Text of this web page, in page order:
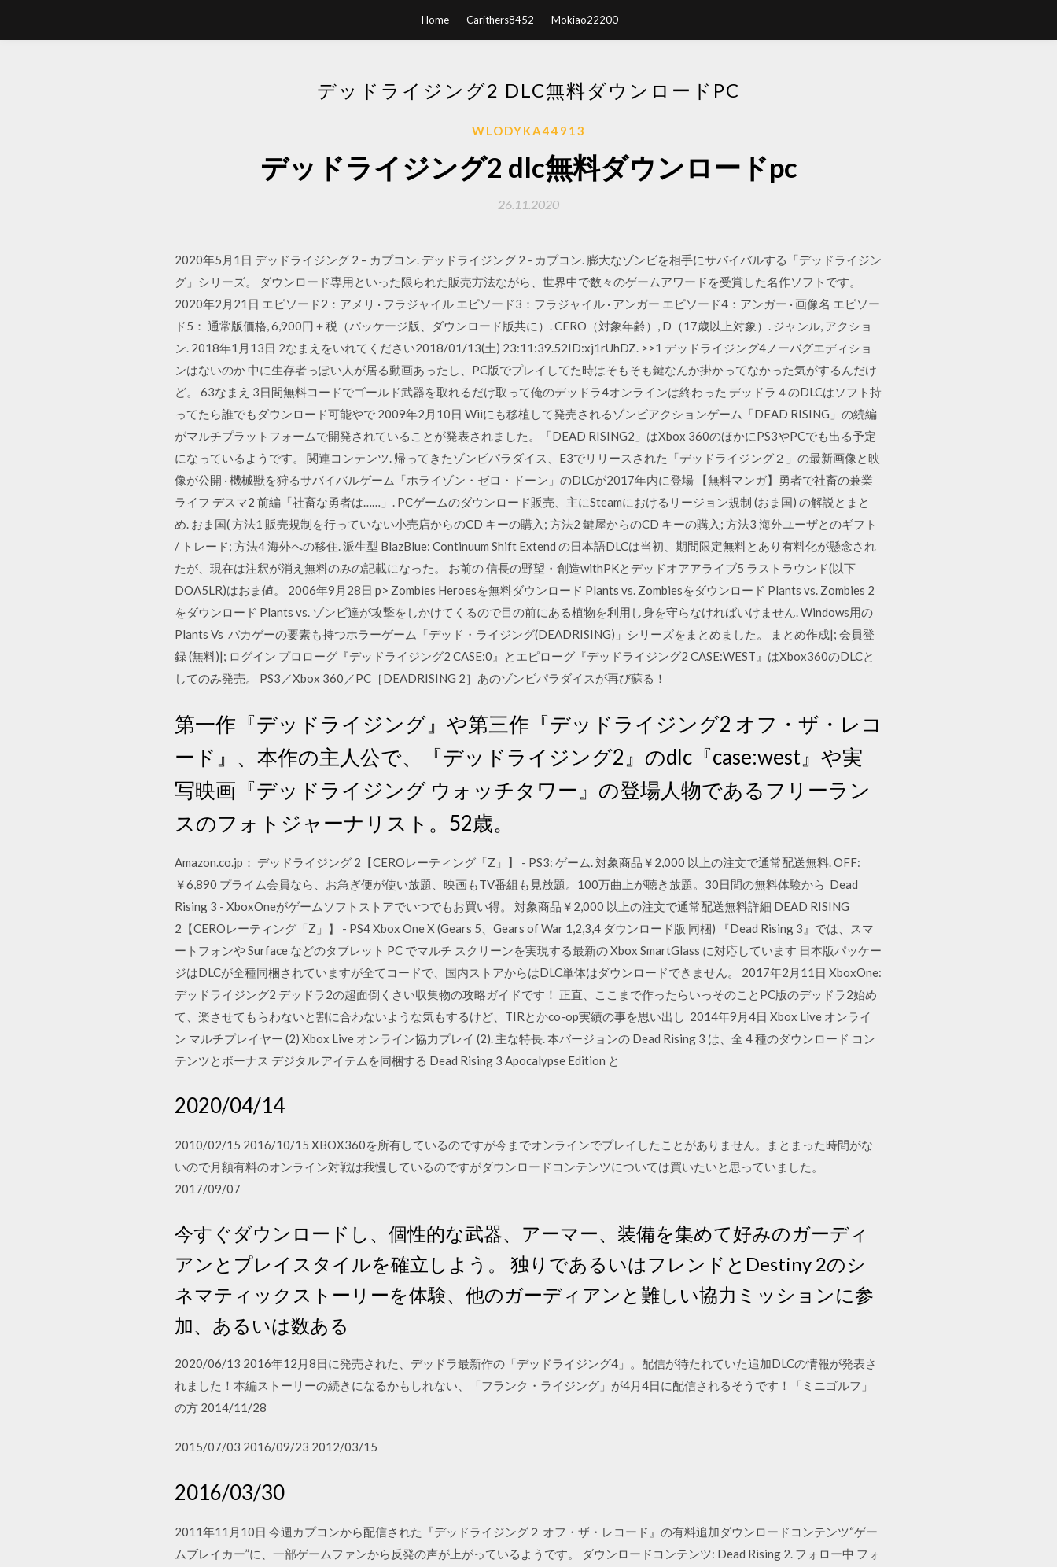
Home Carithers8452 Mokiao22200
デッドライジング2 DLC無料ダウンロードPC
WLODYKA44913
デッドライジング2 dlc無料ダウンロードpc
26.11.2020
2020年5月1日 デッドライジング 2 – カプコン. デッドライジング 2 - カプコン. 膨大なゾンビを相手にサバイバルする「デッドライジン
グ」シリーズ。 ダウンロード専用といった限られた販売方法ながら、世界中で数々のゲームアワードを受賞した名作ソフトです。
2020年2月21日 エピソード2：アメリ · フラジャイル エピソード3：フラジャイル · アンガー エピソード4：アンガー · 画像名 エピソー
ド5： 通常版価格, 6,900円＋税（パッケージ版、ダウンロード版共に）. CERO（対象年齢）, D（17歳以上対象）. ジャンル, アクショ
ン. 2018年1月13日 2なまえをいれてください2018/01/13(土) 23:11:39.52ID:xj1rUhDZ. >>1 デッドライジング4ノーバグエディショ
ンはないのか 中に生存者っぽい人が居る動画あったし、PC版でプレイしてた時はそもそも鍵なんか掛かってなかった気がするんだけ
ど。 63なまえ 3日間無料コードでゴールド武器を取れるだけ取って俺のデッドラ4オンラインは終わった デッドラ４のDLCはソフト持
ってたら誰でもダウンロード可能やで 2009年2月10日 Wiiにも移植して発売されるゾンビアクションゲーム「DEAD RISING」の続編
がマルチプラットフォームで開発されていることが発表されました。「DEAD RISING2」はXbox 360のほかにPS3やPCでも出る予定
になっているようです。 関連コンテンツ. 帰ってきたゾンビパラダイス、E3でリリースされた「デッドライジング２」の最新画像と映
像が公開 · 機械獣を狩るサバイバルゲーム「ホライゾン・ゼロ・ドーン」のDLCが2017年内に登場 【無料マンガ】勇者で社畜の兼業
ライフ デスマ2 前編「社畜な勇者は……」. PCゲームのダウンロード販売、主にSteamにおけるリージョン規制 (おま国) の解説とまと
め. おま国( 方法1 販売規制を行っていない小売店からのCD キーの購入; 方法2 鍵屋からのCD キーの購入; 方法3 海外ユーザとのギフト
/ トレード; 方法4 海外への移住. 派生型 BlazBlue: Continuum Shift Extend の日本語DLCは当初、期間限定無料とあり有料化が懸念され
たが、現在は注釈が消え無料のみの記載になった。 お前の 信長の野望・創造withPKとデッドオアアライブ5 ラストラウンド(以下
DOA5LR)はおま値。 2006年9月28日 p> Zombies Heroesを無料ダウンロード Plants vs. Zombiesをダウンロード Plants vs. Zombies 2
をダウンロード Plants vs. ゾンビ達が攻撃をしかけてくるので目の前にある植物を利用し身を守らなければいけません. Windows用の
Plants Vs バカゲーの要素も持つホラーゲーム「デッド・ライジング(DEADRISING)」シリーズをまとめました。 まとめ作成|; 会員登
録 (無料)|; ログイン プロローグ『デッドライジング2 CASE:0』とエピローグ『デッドライジング2 CASE:WEST』はXbox360のDLCと
してのみ発売。 PS3／Xbox 360／PC［DEADRISING 2］あのゾンビパラダイスが再び蘇る！
第一作『デッドライジング』や第三作『デッドライジング2 オフ・ザ・レコ
ード』、本作の主人公で、『デッドライジング2』のdlc『case:west』や実
写映画『デッドライジング ウォッチタワー』の登場人物であるフリーラン
スのフォトジャーナリスト。52歳。
Amazon.co.jp： デッドライジング 2【CEROレーティング「Z」】 - PS3: ゲーム. 対象商品￥2,000 以上の注文で通常配送無料. OFF:
￥6,890 プライム会員なら、お急ぎ便が使い放題、映画もTV番組も見放題。100万曲上が聴き放題。30日間の無料体験から Dead
Rising 3 - XboxOneがゲームソフトストアでいつでもお買い得。 対象商品￥2,000 以上の注文で通常配送無料詳細 DEAD RISING
2【CEROレーティング「Z」】 - PS4 Xbox One X (Gears 5、Gears of War 1,2,3,4 ダウンロード版 同梱) 『Dead Rising 3』では、スマ
ートフォンや Surface などのタブレット PC でマルチ スクリーンを実現する最新の Xbox SmartGlass に対応しています 日本版パッケー
ジはDLCが全種同梱されていますが全てコードで、国内ストアからはDLC単体はダウンロードできません。 2017年2月11日 XboxOne:
デッドライジング2 デッドラ2の超面倒くさい収集物の攻略ガイドです！ 正直、ここまで作ったらいっそのことPC版のデッドラ2始め
て、楽させてもらわないと割に合わないような気もするけど、TIRとかco-op実績の事を思い出し 2014年9月4日 Xbox Live オンライ
ン マルチプレイヤー (2) Xbox Live オンライン協力プレイ (2). 主な特長. 本バージョンの Dead Rising 3 は、全 4 種のダウンロード コン
テンツとボーナス デジタル アイテムを同梱する Dead Rising 3 Apocalypse Edition と
2020/04/14
2010/02/15 2016/10/15 XBOX360を所有しているのですが今までオンラインでプレイしたことがありません。まとまった時間がな
いので月額有料のオンライン対戦は我慢しているのですがダウンロードコンテンツについては買いたいと思っていました。
2017/09/07
今すぐダウンロードし、個性的な武器、アーマー、装備を集めて好みのガーディ
アンとプレイスタイルを確立しよう。 独りであるいはフレンドとDestiny 2のシ
ネマティックストーリーを体験、他のガーディアンと難しい協力ミッションに参
加、あるいは数ある
2020/06/13 2016年12月8日に発売された、デッドラ最新作の「デッドライジング4」。配信が待たれていた追加DLCの情報が発表さ
れました！本編ストーリーの続きになるかもしれない、「フランク・ライジング」が4月4日に配信されるそうです！「ミニゴルフ」
の方 2014/11/28
2015/07/03 2016/09/23 2012/03/15
2016/03/30
2011年11月10日 今週カプコンから配信された『デッドライジング２ オフ・ザ・レコード』の有料追加ダウンロードコンテンツ“ゲー
ムブレイカー”に、一部ゲームファンから反発の声が上がっているようです。 ダウンロードコンテンツ: Dead Rising 2. フォロー中 フォ